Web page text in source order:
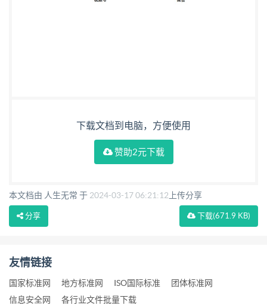
下载文档到电脑，方便使用
赞助2元下载
本文档由 人生无常 于 2024-03-17 06:21:12 上传分享
下载(671.9 KB)
分享
友情链接
国家标准网 地方标准网 ISO国际标准
团体标准网
信息安全网
各行业文件批量下载